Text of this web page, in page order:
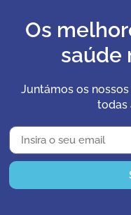
Os
saúde
Juntámos os
todas